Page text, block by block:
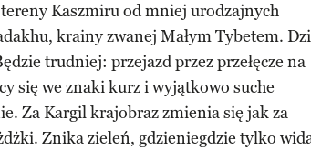
Kaszmiru od mniej urodzajnych
krainy zwanej Małym Tybetem.
trudniej: przejazd przez przełęcze na
się we znaki kurz i wyjątkowo suche
Za Kargil krajobraz zmienia się jak za
Znika zieleń, gdzieniegdzie tylko